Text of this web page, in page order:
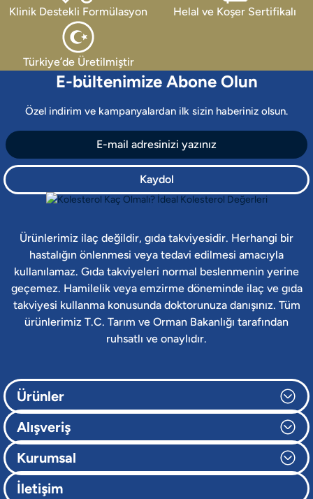
Klinik Destekli Formülasyon Helal ve Koşer Sertifikalı
Türkiye’de Üretilmiştir
E-bültenimize Abone Olun
Özel indirim ve kampanyalardan ilk sizin haberiniz olsun.
Kaydol
Ürünlerimiz ilaç değildir, gıda takviyesidir. Herhangi bir
hastalığın önlenmesi veya tedavi edilmesi amacıyla
kullanılamaz. Gıda takviyeleri normal beslenmenin yerine
geçemez. Hamilelik veya emzirme döneminde ilaç ve gıda
takviyesi kullanma konusunda doktorunuza danışınız. Tüm
ürünlerimiz T.C. Tarım ve Orman Bakanlığı tarafından
ruhsatlı ve onaylıdır.
Ürünler
Alışveriş
Kurumsal
İletişim